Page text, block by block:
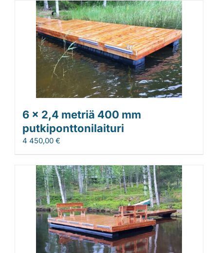
6 x 2,4 metriä 400 mm
putkiponttonilaituri
4 450,00 €